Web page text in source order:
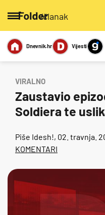
/članak
Miks
Sexy
Dnevnik.hr Vijesti
VIRALNO
Zaustavio
Soldiera te
Piše Idesh!, 02. travnja.
KOMENTARI